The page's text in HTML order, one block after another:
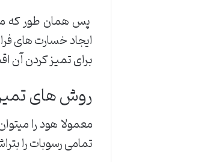
پس همان طور که
ایجاد خسارت های
برای تمیز کردن آن
روش های
معمولا هود را
تمامی رسوبات را